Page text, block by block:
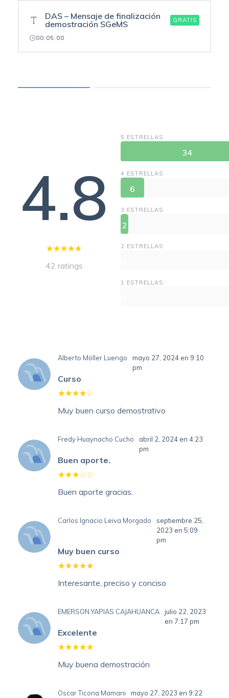
DAS – Mensaje de finalización
demostración SGeMS
GRATIS
00:05:00
4.8
42 ratings
5 ESTRELLAS
34
4 ESTRELLAS
6
3 ESTRELLAS
2
2 ESTRELLAS
1 ESTRELLAS
Alberto Möller Luengo
mayo 27, 2024 en 9:10
pm
Curso
Muy buen curso demostrativo
Fredy Huaynacho Cucho
abril 2, 2024 en 4:23
pm
Buen aporte.
Buen aporte gracias.
Carlos Ignacio Leiva Morgado
septiembre 25,
2023 en 5:09
pm
Muy buen curso
Interesante, preciso y conciso
EMERSON YAPIAS CAJAHUANCA
julio 22, 2023
en 7:17 pm
Excelente
Muy buena demostración
Oscar Ticona Mamani
mayo 27, 2023 en 9:22